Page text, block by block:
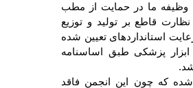
وظیفه ما در حمایت از مطب
نظارت قاطع بر تولید و توزیع
استانداردهای تعیین شده
ابزار پزشکی طبق اساسنامه
شده که چون این انجمن فاقد